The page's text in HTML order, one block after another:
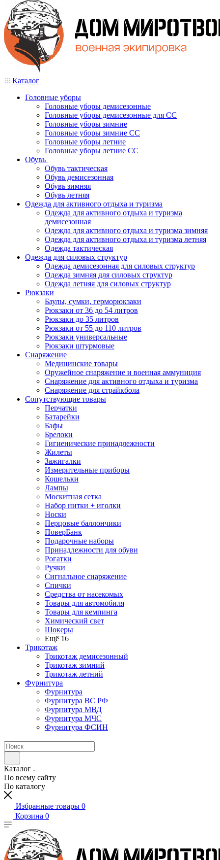
Каталог
Головные уборы
Головные уборы демисезонные
Головные уборы демисезонные для СС
Головные уборы зимние
Головные уборы зимние СС
Головные уборы летние
Головные уборы летние СС
Обувь
Обувь тактическая
Обувь демисезонная
Обувь зимняя
Обувь летняя
Одежда для активного отдыха и туризма
Одежда для активного отдыха и туризма
демисезонная
Одежда для активного отдыха и туризма зимняя
Одежда для активного отдыха и туризма летняя
Одежда тактическая
Одежда для силовых структур
Одежда демисезонная для силовых структур
Одежда зимняя для силовых структур
Одежда летняя для силовых структур
Рюкзаки
Баулы, сумки, герморюкзаки
Рюкзаки от 36 до 54 литров
Рюкзаки до 35 литров
Рюкзаки от 55 до 110 литров
Рюкзаки универсальные
Рюкзаки штурмовые
Снаряжение
Медицинские товары
Оружейное снаряжение и военная аммуниция
Снаряжение для активного отдыха и туризма
Снаряжение для страйкбола
Сопутствующие товары
Перчатки
Батарейки
Бафы
Брелоки
Гигиенические принадлежности
Жилеты
Зажигалки
Измерительные приборы
Кошельки
Лампы
Москитная сетка
Набор нитки + иголки
Носки
Перцовые баллончики
ПоверБанк
Подарочные наборы
Принадлежности для обуви
Рогатки
Ручки
Сигнальное снаряжение
Спички
Средства от насекомых
Товары для автомобиля
Товары для кемпинга
Химический свет
Шокеры
Ещё 16
Трикотаж
Трикотаж демисезонный
Трикотаж зимний
Трикотаж летний
Фурнитура
Фурнитура
Фурнитура ВС РФ
Фурнитура МВД
Фурнитура МЧС
Фурнитура ФСИН
Каталог
По всему сайту
По каталогу
Избранные товары 0
Корзина 0